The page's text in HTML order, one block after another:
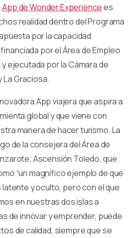
App de Wonder Experiencees
realidad dentro del Programa
por la capacidad
por el Área de Empleo
ejecutada por la Cámara de
Graciosa.
App viajera que aspira a
global y que viene con
manera de hacer turismo. La
de la consejera del Área de
Ascensión Toledo, que
“un magnífico ejemplo de que
y oculto, pero con el que
en nuestras dos islas a
de innovar y emprender, puede
de calidad, siempre que se